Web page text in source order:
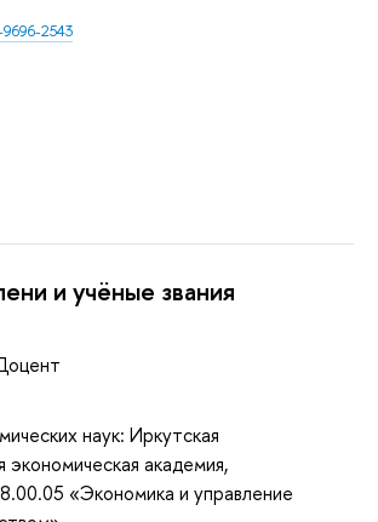
2543
и учёные звания
наук: Иркутская
экономическая академия,
«Экономика и управление